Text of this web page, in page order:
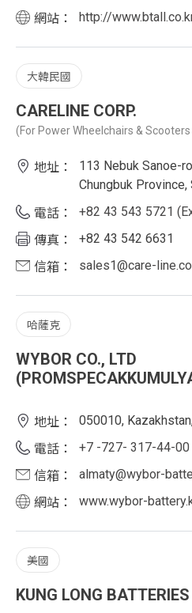
網站：
http://
大韓民國
CARELINE CORP.
(For Power Wheelchairs & Scooters
地址：
113 Nebuk Sanoe-
Chungbuk Province,
電話：
+82 43 543 5721
傳真：
+82 43 542 6631
信箱：
sales1@care-
哈薩克
WYBOR CO., LTD
地址：
050010,
電話：
+7 -727- 317-44-00
信箱：
almaty@wybor-
網站：
www.wybor-
美國
KUNG LONG